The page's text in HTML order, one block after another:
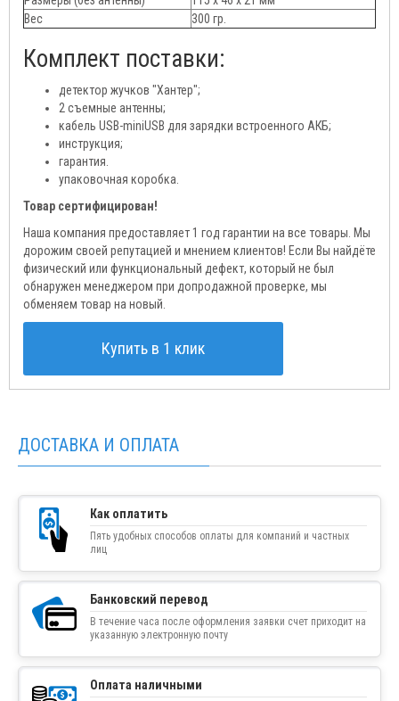
Вес
300 гр.
Комплект поставки:
детектор жучков "Хантер";
2 съемные антенны;
кабель USB-miniUSB для зарядки встроенного АКБ;
инструкция;
гарантия.
упаковочная коробка.
Товар сертифицирован!
Наша компания предоставляет 1 год гарантии на все товары. Мы
дорожим своей репутацией и мнением клиентов! Если Вы найдёте
физический или функциональный дефект, который не был
обнаружен менеджером при допродажной проверке, мы
обменяем товар на новый.
Купить в 1 клик
ДОСТАВКА И ОПЛАТА
Как оплатить
Пять удобных способов оплаты для компаний и частных
лиц
Банковский перевод
В течение часа после оформления заявки счет приходит на
указанную электронную почту
Оплата наличными